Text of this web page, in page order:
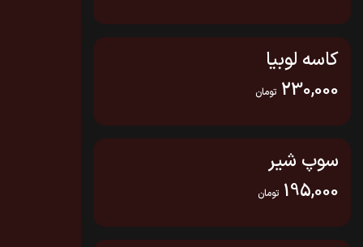
کاسه لوبیا
230,000 تومان
سوپ شیر
195,000 تومان